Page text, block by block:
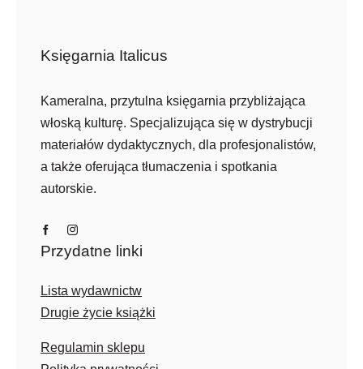
Księgarnia Italicus
Kameralna, przytulna księgarnia przybliżająca
włoską kulturę. Specjalizująca się w dystrybucji
materiałów dydaktycznych, dla profesjonalistów,
a także oferująca tłumaczenia i spotkania
autorskie.
Przydatne linki
Lista wydawnictw
Drugie życie książki
Regulamin sklepu